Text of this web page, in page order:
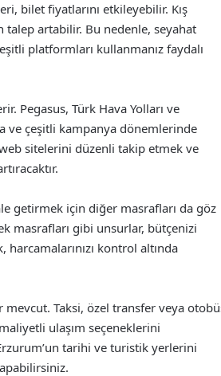
bilet fiyatlarını etkileyebilir. Kış
talep artabilir. Bu nedenle, seyahat
platformları kullanmanız faydalı
Pegasus, Türk Hava Yolları ve
ve çeşitli kampanya dönemlerinde
sitelerini düzenli takip etmek ve
getirmek için diğer masrafları da göz
masrafları gibi unsurlar, bütçenizi
kontrol altında
mevcut. Taksi, özel transfer veya
ulaşım seçeneklerini
tarihi ve turistik yerlerini